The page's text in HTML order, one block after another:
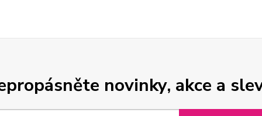
novinky, akce a